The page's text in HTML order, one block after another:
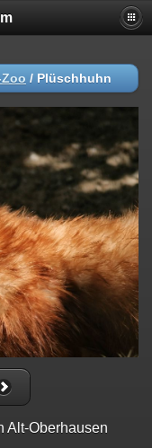
/ Plüschhuhn
Alt-Oberhausen